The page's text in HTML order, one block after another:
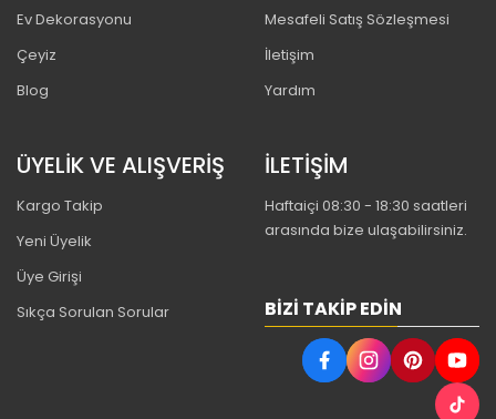
Ev Dekorasyonu
Çeyiz
Blog
Mesafeli Satış Sözleşmesi
İletişim
Yardım
ÜYELİK VE ALIŞVERİŞ
Kargo Takip
Yeni Üyelik
Üye Girişi
Sıkça Sorulan Sorular
İLETİŞİM
Haftaiçi 08:30 - 18:30 saatleri
arasında bize ulaşabilirsiniz.
BIZI TAKIP EDIN